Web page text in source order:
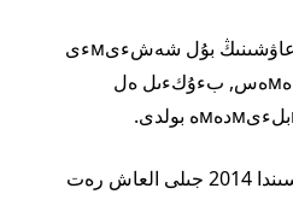
34 جاستاعى جارتىلاي قورعاۋشىنىڭ بۇل شەشءىмءى
تەك كوмاندا ءۇشءىن عانا ەмەس, بءۇكءىل ەل
اسحات قازاقستان قۇراмاسىندا 2014 جىلى العاش رەت